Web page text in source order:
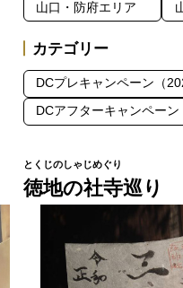
徳地の社寺巡り
山口・防府エリア
カテゴリー
DCプレキャンペーン（
DCアフターキャンペーン